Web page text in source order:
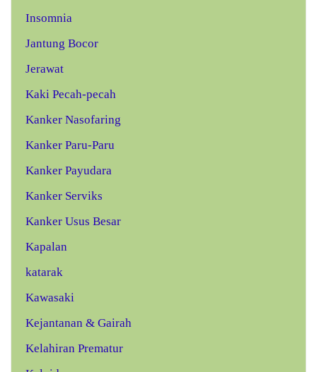
Insomnia
Jantung Bocor
Jerawat
Kaki Pecah-pecah
Kanker Nasofaring
Kanker Paru-Paru
Kanker Payudara
Kanker Serviks
Kanker Usus Besar
Kapalan
katarak
Kawasaki
Kejantanan & Gairah
Kelahiran Prematur